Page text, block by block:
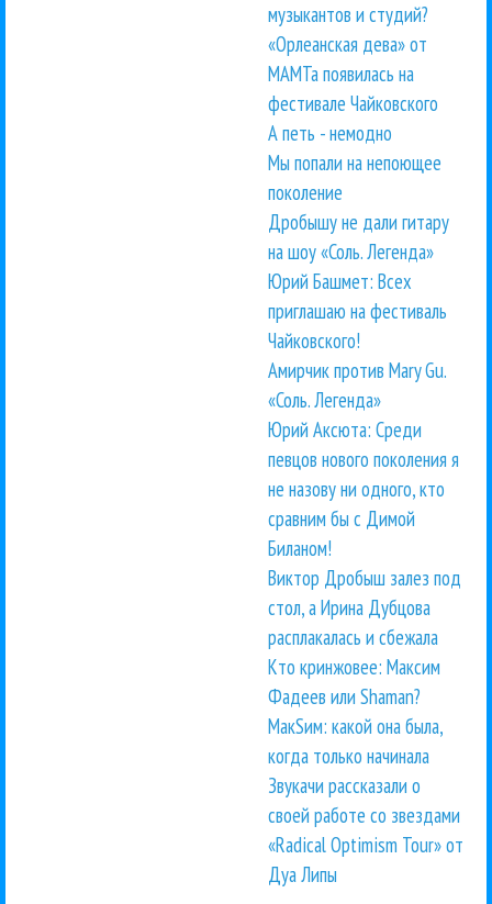
музыкантов и студий?
«Орлеанская дева» от
МАМТа появилась на
фестивале Чайковского
А петь - немодно
Мы попали на непоющее
поколение
Дробышу не дали гитару
на шоу «Соль. Легенда»
Юрий Башмет: Всех
приглашаю на фестиваль
Чайковского!
Амирчик против Mary Gu.
«Соль. Легенда»
Юрий Аксюта: Среди
певцов нового поколения я
не назову ни одного, кто
сравним бы с Димой
Биланом!
Виктор Дробыш залез под
стол, а Ирина Дубцова
расплакалась и сбежала
Кто кринжовее: Максим
Фадеев или Shaman?
МакSим: какой она была,
когда только начинала
Звукачи рассказали о
своей работе со звездами
«Radical Optimism Tour» от
Дуа Липы